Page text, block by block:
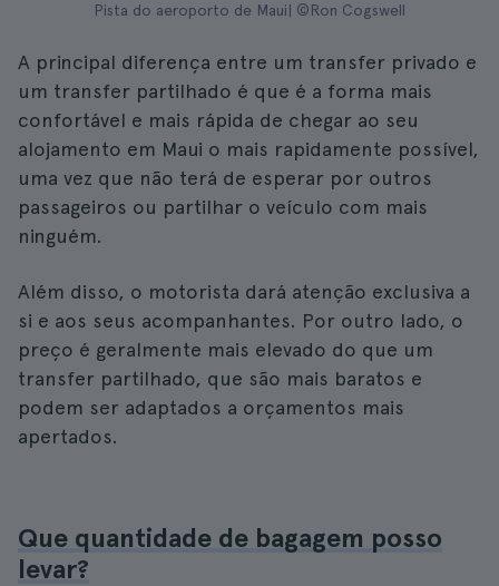
Pista do aeroporto de Maui| ©Ron Cogswell
A principal diferença entre um transfer privado e
um transfer partilhado é que é a forma mais
confortável e mais rápida de chegar ao seu
alojamento em Maui o mais rapidamente possível,
uma vez que não terá de esperar por outros
passageiros ou partilhar o veículo com mais
ninguém.
Além disso, o motorista dará atenção exclusiva a
si e aos seus acompanhantes. Por outro lado, o
preço é geralmente mais elevado do que um
transfer partilhado, que são mais baratos e
podem ser adaptados a orçamentos mais
apertados.
Que quantidade de bagagem posso
levar?